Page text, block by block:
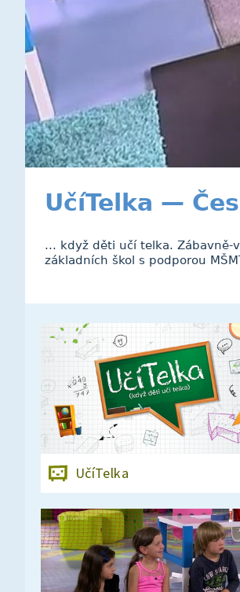
UčíTelka —
... když děti učí telka. Zábavně-
základních škol s podporou
UčíTelka